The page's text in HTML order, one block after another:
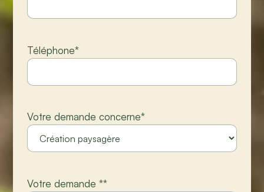
Téléphone*
Votre demande concerne*
Votre demande **